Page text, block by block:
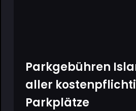
Parkgebühren
aller
Parkplätze